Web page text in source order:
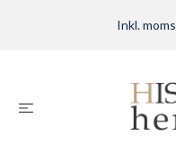
Inkl. moms